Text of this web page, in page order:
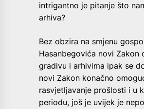
intrigantno je pitanje što
arhiva?
Bez obzira na smjenu
Hasanbegovića novi Zakon
gradivu i arhivima ipak se
novi Zakon konačno
rasvjetljavanje prošlosti i u
periodu, još je uvijek je